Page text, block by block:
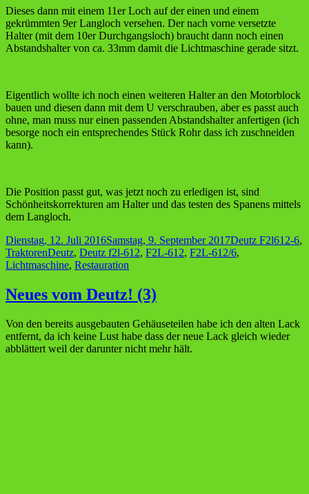
Dieses dann mit einem 11er Loch auf der einen und einem
gekrümmten 9er Langloch versehen. Der nach vorne versetzte
Halter (mit dem 10er Durchgangsloch) braucht dann noch einen
Abstandshalter von ca. 33mm damit die Lichtmaschine gerade sitzt.
Eigentlich wollte ich noch einen weiteren Halter an den Motorblock
bauen und diesen dann mit dem U verschrauben, aber es passt auch
ohne, man muss nur einen passenden Abstandshalter anfertigen (ich
besorge noch ein entsprechendes Stück Rohr dass ich zuschneiden
kann).
Die Position passt gut, was jetzt noch zu erledigen ist, sind
Schönheitskorrekturen am Halter und das testen des Spanens mittels
dem Langloch.
Veröffentlicht
am
Dienstag, 12. Juli 2016Samstag, 9. September 2017Kategorien
Deutz F2l612-6,
TraktorenSchlagwörter
Deutz, Deutz f2l-612, F2L-612, F2L-612/6,
Lichtmaschine, Restauration
Neues vom Deutz! (3)
Von den bereits ausgebauten Gehäuseteilen habe ich den alten Lack
entfernt, da ich keine Lust habe dass der neue Lack gleich wieder
abblättert weil der darunter nicht mehr hält.